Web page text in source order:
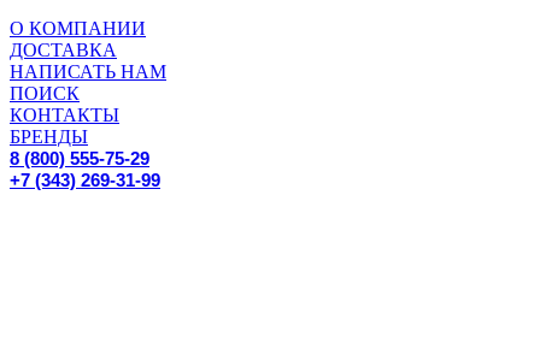
О КОМПАНИИ
ДОСТАВКА
НАПИСАТЬ НАМ
ПОИСК
КОНТАКТЫ
БРЕНДЫ
8 (800) 555-75-29
+7 (343) 269-31-99